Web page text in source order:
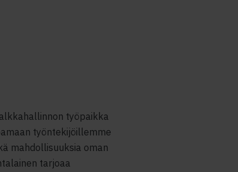
työpaikka
työntekijöillemme
mahdollisuuksia oman
tarjoaa